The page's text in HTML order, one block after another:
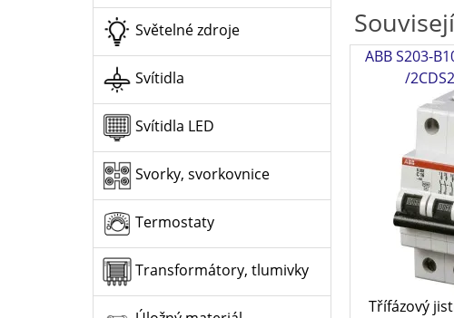
Světelné zdroje
Svítidla
Svítidla LED
Svorky, svorkovnice
Termostaty
Transformátory, tlumivky
ABB S203-
/
Třífázový